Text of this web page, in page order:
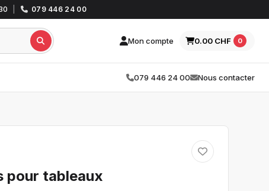
079 446 24 00
Mon compte 0.00 CHF 0
079 446 24 00 Nous contacter
pour tableaux